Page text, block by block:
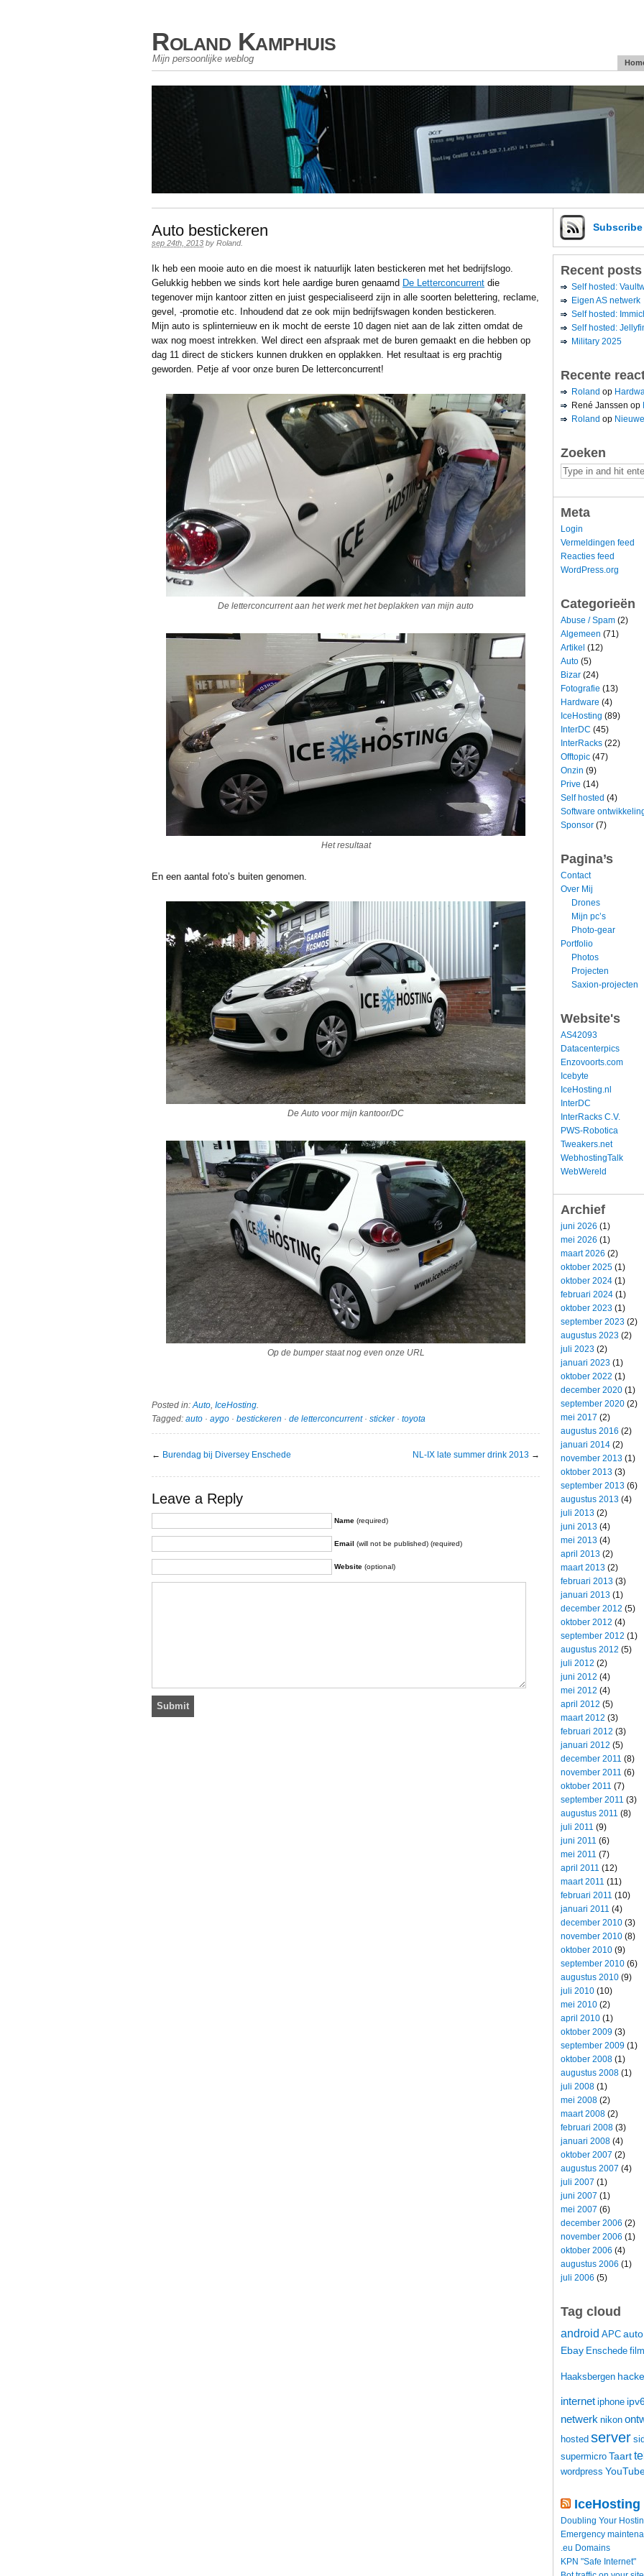
Roland Kamphuis
Mijn persoonlijke weblog
Auto bestickeren
sep 24th, 2013 by Roland.
Ik heb een mooie auto en die moest ik natuurlijk laten bestickeren met het bedrijfslogo.
Gelukkig hebben we sinds kort hele aardige buren genaamd De Letterconcurrent die
tegenover mijn kantoor zitten en juist gespecialiseerd zijn in alle soorten belettering, reclame,
gevel, -promotie etc. Inhoudend dat ze ook mijn bedrijfswagen konden bestickeren.
Mijn auto is splinternieuw en ik mocht de eerste 10 dagen niet aan de lak zitten omdat de
wax nog moest intrekken. Wel direct een afspraak met de buren gemaakt en die hebben op
dag 11 direct de stickers kunnen drukken en opplakken. Het resultaat is erg prachtig
geworden. Petje af voor onze buren De letterconcurrent!
De letterconcurrent aan het werk met het beplakken van mijn auto
Het resultaat
En een aantal foto’s buiten genomen.
De Auto voor mijn kantoor/DC
Op de bumper staat nog even onze URL
Posted in:Auto, IceHosting.
Tagged: auto · aygo · bestickeren · de letterconcurrent· sticker· toyota
← Burendag bij Diversey Enschede NL-IX late summer drink 2013 →
Leave a Reply
Name (required)
Email (will not be published) (required)
Website (optional)
Subscribe
Recent posts
Self hosted:
Eigen AS netwerk
Self hosted:
Self hosted:
Military 2025
Recente
Roland op
René Janssen op
Roland op
Zoeken
Meta
Login
Vermeldingen feed
Reacties feed
WordPress.org
Categorieën
Abuse / Spam (2)
Algemeen (71)
Artikel (12)
Auto (5)
Bizar (24)
Fotografie (13)
Hardware (4)
IceHosting (89)
InterDC (45)
InterRacks (22)
Offtopic (47)
Onzin (9)
Prive (14)
Self hosted (4)
Software
Sponsor (7)
Pagina’s
Contact
Over Mij
Drones
Mijn pc’s
Photo-gear
Portfolio
Photos
Projecten
Saxion-projecten
Website's
AS42093
Datacenterpics
Enzovoorts.com
Icebyte
IceHosting.nl
InterDC
InterRacks C.V.
PWS-Robotica
Tweakers.net
WebhostingTalk
WebWereld
Archief
juni 2026 (1)
mei 2026 (1)
maart 2026 (2)
oktober 2025 (1)
oktober 2024 (1)
februari 2024 (1)
oktober 2023 (1)
september 2023 (2)
augustus 2023 (2)
juli 2023 (2)
januari 2023 (1)
oktober 2022 (1)
december 2020 (1)
september 2020 (2)
mei 2017 (2)
augustus 2016 (2)
januari 2014 (2)
november 2013 (1)
oktober 2013 (3)
september 2013 (6)
augustus 2013 (4)
juli 2013 (2)
juni 2013 (4)
mei 2013 (4)
april 2013 (2)
maart 2013 (2)
februari 2013 (3)
januari 2013 (1)
december 2012 (5)
oktober 2012 (4)
september 2012 (1)
augustus 2012 (5)
juli 2012 (2)
juni 2012 (4)
mei 2012 (4)
april 2012 (5)
maart 2012 (3)
februari 2012 (3)
januari 2012 (5)
december 2011 (8)
november 2011 (6)
oktober 2011 (7)
september 2011 (3)
augustus 2011 (8)
juli 2011 (9)
juni 2011 (6)
mei 2011 (7)
april 2011 (12)
maart 2011 (11)
februari 2011 (10)
januari 2011 (4)
december 2010 (3)
november 2010 (8)
oktober 2010 (9)
september 2010 (6)
augustus 2010 (9)
juli 2010 (10)
mei 2010 (2)
april 2010 (1)
oktober 2009 (3)
september 2009 (1)
oktober 2008 (1)
augustus 2008 (1)
juli 2008 (1)
mei 2008 (2)
maart 2008 (2)
februari 2008 (3)
januari 2008 (4)
oktober 2007 (2)
augustus 2007 (4)
juli 2007 (1)
juni 2007 (1)
mei 2007 (6)
december 2006 (2)
november 2006 (1)
oktober 2006 (4)
augustus 2006 (1)
juli 2006 (5)
Tag cloud
android APC auto
Ebay Enschede film
Haaksbergen
internet iphone
netwerk nikon
hosted server
supermicro Taart
wordpress
IceHosting
Doubling Your
Emergency
.eu Domains
KPN "Safe Internet"